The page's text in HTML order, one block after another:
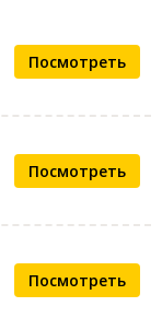
Посмотреть
Посмотреть
Посмотреть